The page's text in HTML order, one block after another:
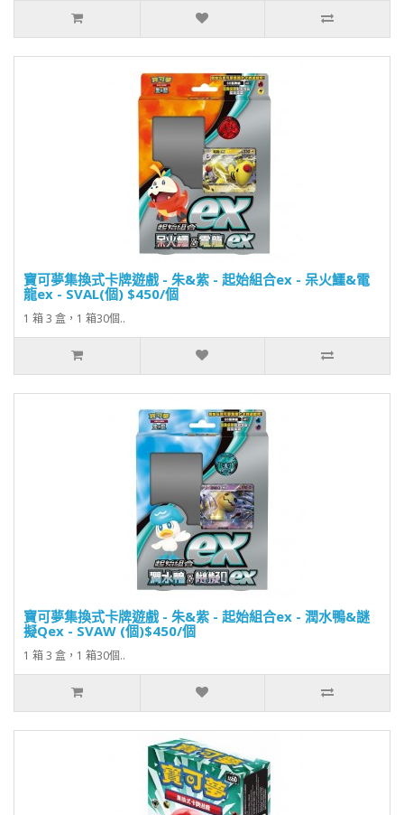
寶可夢集換式卡牌遊戲 - 朱&紫 - 起始組合ex - 呆火鱷&電
龍ex - SVAL(個) $450/個
1 箱 3 盒，1 箱30個..
寶可夢集換式卡牌遊戲 - 朱&紫 - 起始組合ex - 潤水鴨&謎
擬Qex - SVAW (個)$450/個
1 箱 3 盒，1 箱30個..